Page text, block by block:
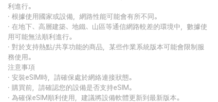
利進行。
· 根據使用國家或設備，網路性能可能會有所不同。
· 在地下、高層建築、地鐵、山區等通信網路較差的環境中，數據使
用可能無法順利進行。
· 對於支持熱點/共享功能的商品，某些作業系統版本可能會限制服
務使用。
注意事項
· 安裝eSIM時，請確保處於網絡連接狀態。
· 購買前，請確認您的設備是否支持eSIM。
· 為確保eSIM順利使用，建議將設備軟體更新到最新版本。